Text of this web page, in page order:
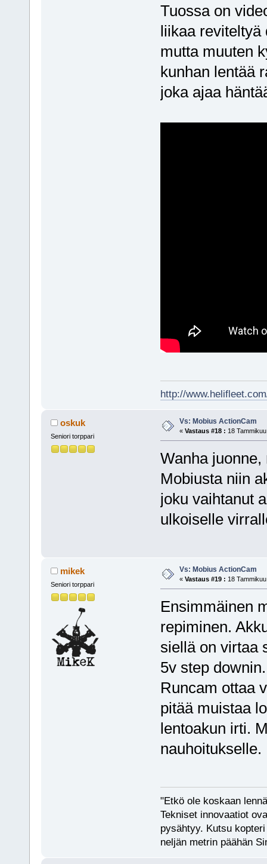
Tuossa on
liikaa reviteltyä
mutta muuten
kunhan lentää
joka ajaa
http://
oskuk
Seniori torppari
Vs: Mobius ActionCam
« Vastaus #18 : 18
Wanha
Mobiusta niin
joku vaihtanut
ulkoiselle
mikek
Seniori torppari
Vs: Mobius ActionCam
« Vastaus #19 : 18
Ensimmäinen
repiminen.
siellä on virtaa
5v step
Runcam ottaa
pitää muistaa
lentoakun irti.
nauhoitukselle.
"Etkö ole koskaan
Tekniset innovaatiot
pysähtyy. Kutsu
neljän metrin päähän